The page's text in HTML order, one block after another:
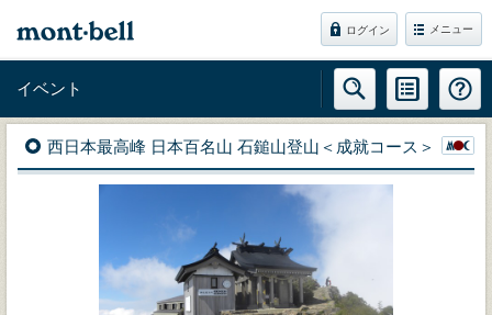
ログイン メニュー
イベント
西日本最高峰 日本百名山 石鎚山登山＜成就コース＞